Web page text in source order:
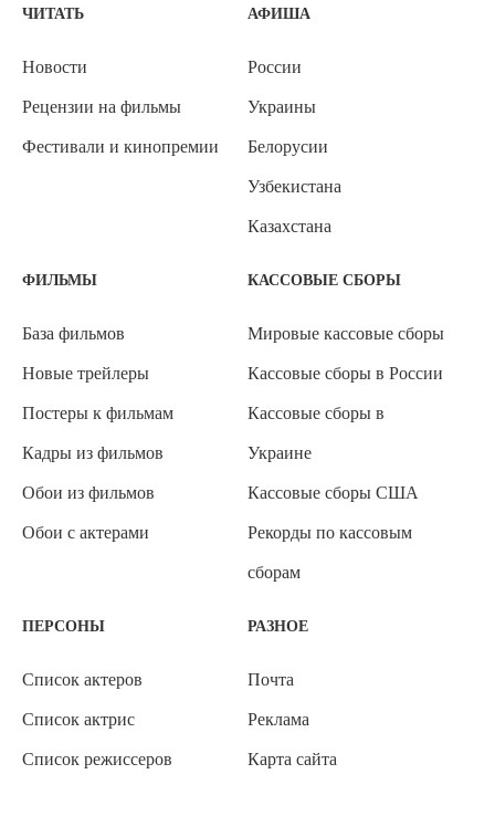
ЧИТАТЬ
Новости
Рецензии на фильмы
Фестивали и кинопремии
АФИША
России
Украины
Белорусии
Узбекистана
Казахстана
ФИЛЬМЫ
База фильмов
Новые трейлеры
Постеры к фильмам
Кадры из фильмов
Обои из фильмов
Обои с актерами
КАССОВЫЕ СБОРЫ
Мировые кассовые сборы
Кассовые сборы в России
Кассовые сборы в
Украине
Кассовые сборы США
Рекорды по кассовым
сборам
ПЕРСОНЫ
Список актеров
Список актрис
Список режиссеров
РАЗНОЕ
Почта
Реклама
Карта сайта